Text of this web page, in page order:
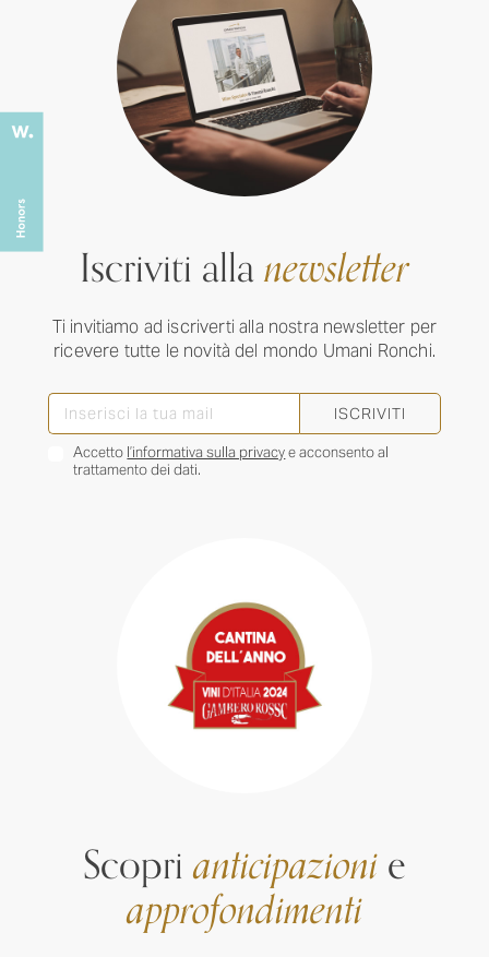
Iscriviti allanewsletter
Ti invitiamo ad iscriverti alla nostra newsletter per
ricevere tutte le novità del mondo Umani Ronchi.
ISCRIVITI
Accetto l’informativa sulla privacye acconsento al
trattamento dei dati.
Scoprianticipazionie
approfondimenti